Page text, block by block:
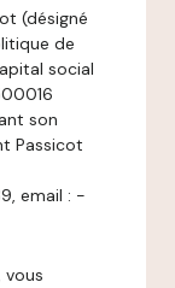
(désigné
de
social
son
Passicot
email : -
vous